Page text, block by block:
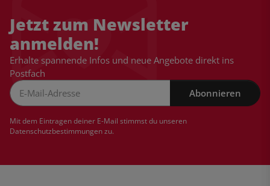
Jetzt zum Newsletter
anmelden!
Erhalte spannende Infos und neue Angebote direkt ins
Postfach
Abonnieren
Mit dem Eintragen deiner E-Mail stimmst du unseren
Datenschutzbestimmungenzu.